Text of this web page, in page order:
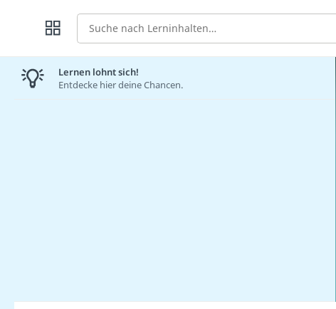
Suche
Lernen lohnt sich!
Entdecke hier deine Chancen.